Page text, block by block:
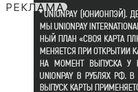
РЕКЛАМА